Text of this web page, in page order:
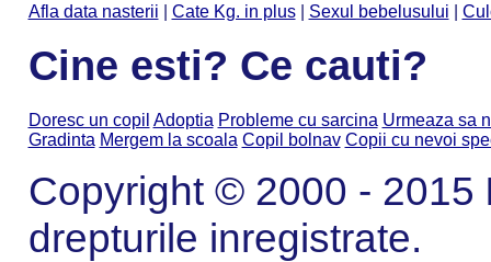
Afla data nasterii Cate Kg. in plus| Sexul bebelusului
Cine esti? Ce cauti?
Doresc un copil Adoptia Probleme cu sarcina Urmeaza sa
Gradinta Mergem la scoala Copil bolnav Copii cu nevoi
Copyright © 2000 - 2015
drepturile inregistrate.